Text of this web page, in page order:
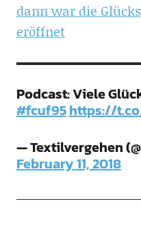
dann war die
eröffnet
Podcast: Viele
#fcuf95https://
— Textilvergehen
February 11, 2018